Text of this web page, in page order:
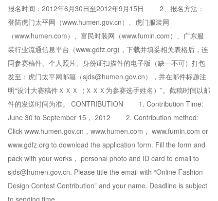
报名时间：2012年6月30日至2012年9月15日 2、报名方法：
登陆虎门太平网（www.humen.gov.cn）、虎门服装网
（www.humen.com）、富民时装网（www.fumin.com）、广东服
装行业流通信息平台（www.gdfz.org)，下载并填妥相关表格后，连
同参赛稿件、个人照片、身份证扫描件的电子版（缺一不可）打包
发至：虎门太平网邮箱（sjds@humen.gov.cn），并在邮件标题注
明“设计大赛稿件ＸＸＸ（ＸＸＸ为参赛选手姓名）”。截稿时间以邮
件的发送时间为准。 CONTRIBUTION 1. Contribution Time:
June 30 to September 15， 2012 2. Contribution method:
Click www.humen.gov.cn，www.humen.com， www.fumin.com or
www.gdfz.org to download the application form. Fill the form and
pack with your works， personal photo and ID card to email to
sjds@humen.gov.cn. Please title the email with “Online Fashion
Design Contest Contribution” and your name. Deadline is subject
to sending time.